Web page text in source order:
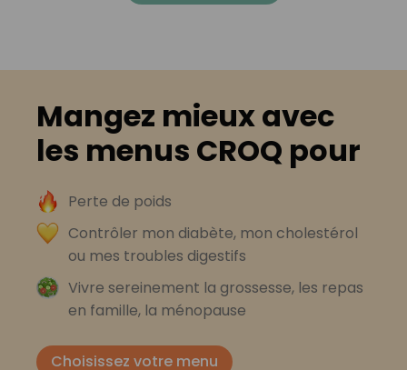
Mangez mieux avec
les menus CROQ pour
Perte de poids
Contrôler mon diabète, mon cholestérol
ou mes troubles digestifs
Vivre sereinement la grossesse, les repas
en famille, la ménopause
Choisissez votre menu